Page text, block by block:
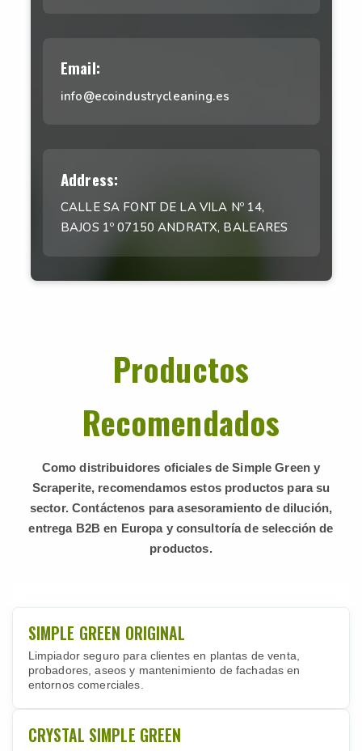
Email:
info@ecoindustrycleaning.es
Address:
CALLE SA FONT DE LA VILA Nº 14,
BAJOS 1º 07150 ANDRATX, BALEARES
Productos
Recomendados
Como distribuidores oficiales de Simple Green y
Scraperite, recomendamos estos productos para su
sector. Contáctenos para asesoramiento de dilución,
entrega B2B en Europa y consultoría de selección de
productos.
SIMPLE GREEN ORIGINAL
Limpiador seguro para clientes en plantas de venta,
probadores, aseos y mantenimiento de fachadas en
entornos comerciales.
CRYSTAL SIMPLE GREEN